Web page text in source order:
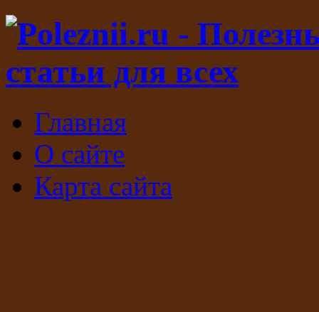
Главная
О сайте
Карта сайта